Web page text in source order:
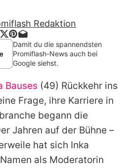
runterladen
Team
Richtlinien
verwalten
Redaktion
Damit du die spannendsten
Promiflash-News auch bei
Google siehst.
Bauses (49) Rückkehr ins
Frage, ihre Karriere in
begann die
Jahren auf der Bühne –
hat sich Inka
als Moderatorin